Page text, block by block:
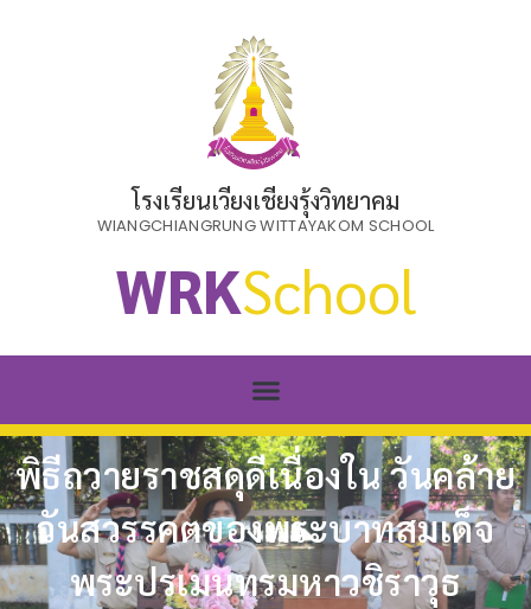
โรงเรียนเวียงเชียงรุ้งวิทยาคม
WIANGCHIANGRUNG WITTAYAKOM SCHOOL
WRKSchool
พิธีถวายราชสดุดีเนื่องใน วันคล้าย
วันสวรรคตของพระบาทสมเด็จ
พระปรเมนทรมหาวชิราวุธ